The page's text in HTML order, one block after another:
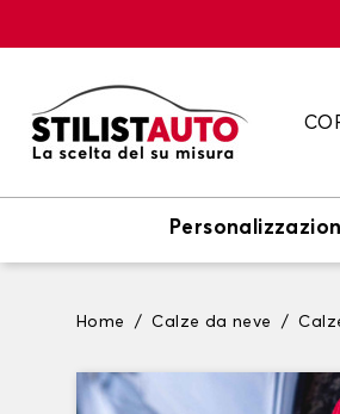
Home Calze da neve